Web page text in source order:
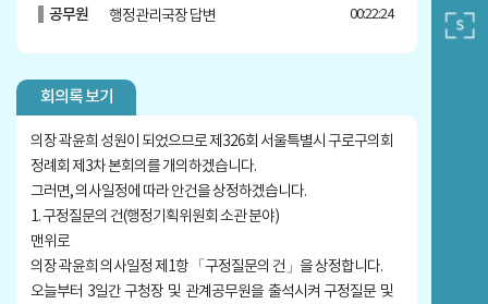
공무원 행정관리국장 답변 00:22:24
구정질문 이명숙 의원 보충질문 00:32:22
구정질문
공무원 행정관리국장 답변 00:49:52
구정질문 김미주 의원 보충질문
구정질문 홍용민 의원 구정질문
공무원 행정관리국장 답변 01:11:19
회의록 보기
의장 곽윤희 성원이 되었으므로 제326회 서울특별시 구로구의회
정례회 제3차 본회의를 개의하겠습니다.
그러면, 의사일정에 따라 안건을 상정하겠습니다.
1. 구정질문의 건(행정기획위원회 소관 분야)
맨위로
의장 곽윤희 의사일정 제1항 「구정질문의 건」을 상정합니다.
오늘부터 3일간 구청장 및 관계공무원을 출석시켜 구정질문 및